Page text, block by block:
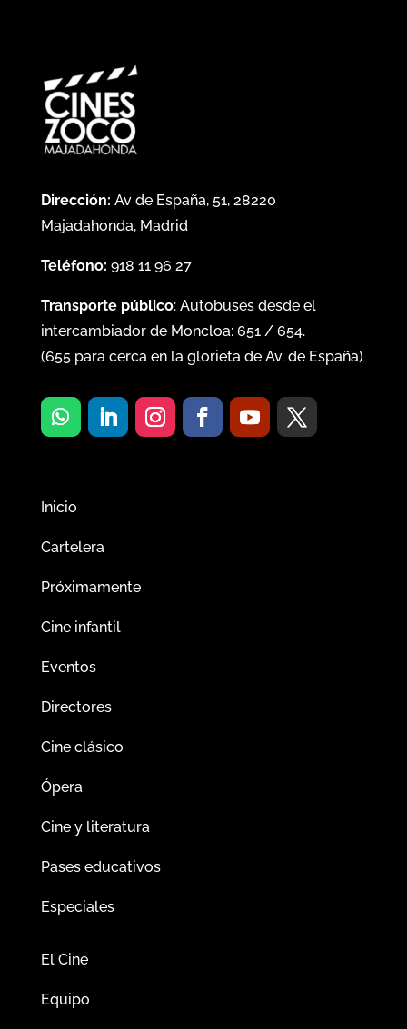
Dirección: Av de España, 51, 28220
Majadahonda, Madrid
Teléfono: 918 11 96 27
Transporte público: Autobuses desde el
intercambiador de Moncloa: 651/ 654.
(655para cerca en la glorieta de Av. de España)
Inicio
Cartelera
Próximamente
Cine infantil
Eventos
Directores
Cine clásico
Ópera
Cine y literatura
Pases educativos
Especiales
El Cine
Equipo